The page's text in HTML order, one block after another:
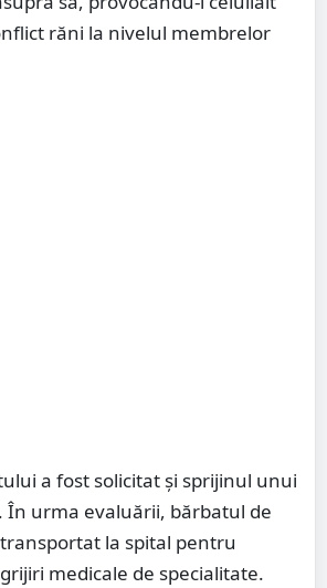
răni la nivelul membrelor
a fost solicitat și sprijinul unui
În urma evaluării, bărbatul de
la spital pentru
medicale de specialitate.